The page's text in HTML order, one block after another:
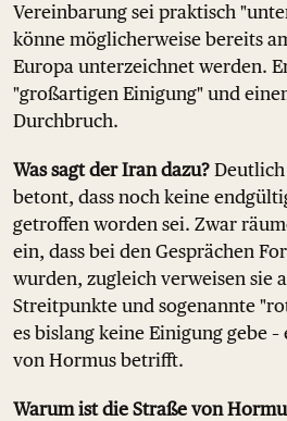
Vereinbarung sei praktisch
könne möglicherweise bereits
Europa unterzeichnet werden.
"großartigen Einigung" und
Durchbruch.
Was sagt der Iran dazu?
betont, dass noch keine
getroffen worden sei. Zwar
ein, dass bei den Gesprächen
wurden, zugleich verweisen sie
Streitpunkte und sogenannte
es bislang keine Einigung gebe
von Hormus betrifft.
Warum ist die Straße von